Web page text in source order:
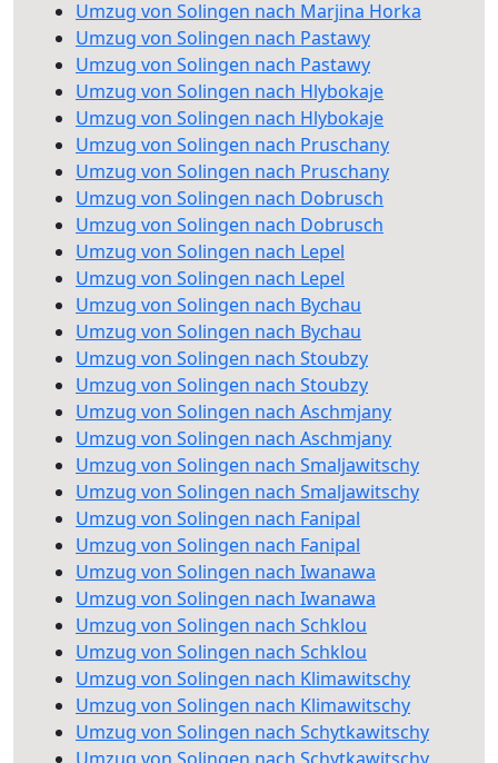
Umzug von Solingen nach Marjina Horka
Umzug von Solingen nach Pastawy
Umzug von Solingen nach Pastawy
Umzug von Solingen nach Hlybokaje
Umzug von Solingen nach Hlybokaje
Umzug von Solingen nach Pruschany
Umzug von Solingen nach Pruschany
Umzug von Solingen nach Dobrusch
Umzug von Solingen nach Dobrusch
Umzug von Solingen nach Lepel
Umzug von Solingen nach Lepel
Umzug von Solingen nach Bychau
Umzug von Solingen nach Bychau
Umzug von Solingen nach Stoubzy
Umzug von Solingen nach Stoubzy
Umzug von Solingen nach Aschmjany
Umzug von Solingen nach Aschmjany
Umzug von Solingen nach Smaljawitschy
Umzug von Solingen nach Smaljawitschy
Umzug von Solingen nach Fanipal
Umzug von Solingen nach Fanipal
Umzug von Solingen nach Iwanawa
Umzug von Solingen nach Iwanawa
Umzug von Solingen nach Schklou
Umzug von Solingen nach Schklou
Umzug von Solingen nach Klimawitschy
Umzug von Solingen nach Klimawitschy
Umzug von Solingen nach Schytkawitschy